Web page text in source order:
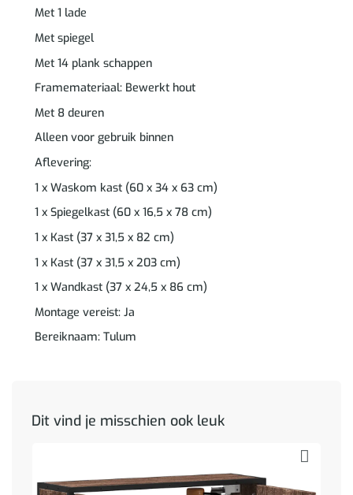
Met 1 lade
Met spiegel
Met 14 plank schappen
Framemateriaal: Bewerkt hout
Met 8 deuren
Alleen voor gebruik binnen
Aflevering:
1 x Waskom kast (60 x 34 x 63 cm)
1 x Spiegelkast (60 x 16,5 x 78 cm)
1 x Kast (37 x 31,5 x 82 cm)
1 x Kast (37 x 31,5 x 203 cm)
1 x Wandkast (37 x 24,5 x 86 cm)
Montage vereist: Ja
Bereiknaam: Tulum
Dit vind je misschien ook leuk